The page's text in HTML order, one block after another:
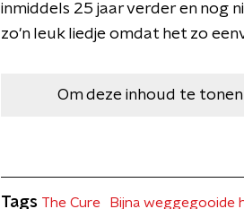
inmiddels 25 jaar verder en nog
zo'n leuk liedje omdat het zo
Om deze inhoud te
Tags The Cure Bijna weggegooide